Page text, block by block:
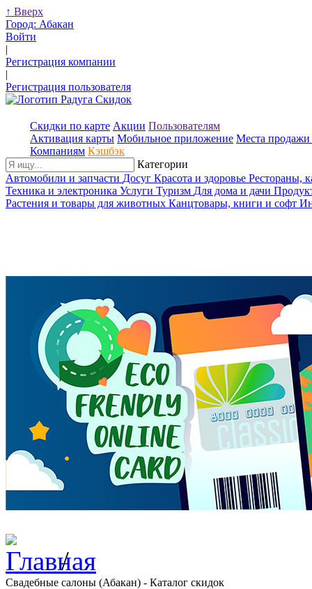
↑ Вверх
Город: Абакан
Войти
|
Регистрация компании
|
Регистрация пользователя
Скидки по карте Акции Пользователям
Активация карты Мобильное приложение Места продажи
Компаниям Кэшбэк
Категории
Автомобили и запчасти Досуг Красота и здоровье Рестораны,
Техника и электроника Услуги Туризм Для дома и дачи
Растения и товары для животных Канцтовары, книги и софт
/
Свадебные салоны (Абакан) - Каталог скидок